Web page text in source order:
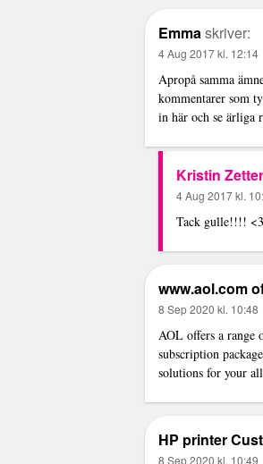
Emmaskriver:
4 Aug 2017 kl. 12:14
Apropå samma
kommentarer som
in här och se ärliga
Kristin
4 Aug 2017 kl.
Tack gulle!!!!
www.aol.com
8 Sep 2020 kl. 10:48
AOL offers a range
subscription
solutions for your
HP printer
8 Sep 2020 kl. 10:49